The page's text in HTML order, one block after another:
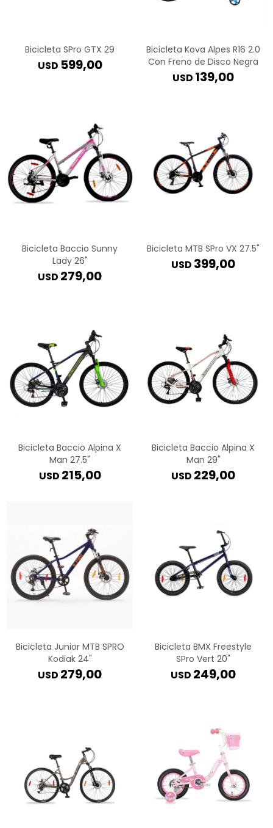
Bicicleta SPro GTX 29
USD 599,00
Bicicleta Kova Alpes R16 2.0
Con Freno de Disco Negra
USD 139,00
Bicicleta Baccio Sunny
Lady 26"
USD 279,00
Bicicleta MTB SPro VX 27.5"
USD 399,00
Bicicleta Baccio Alpina X
Man 27.5"
USD 215,00
Bicicleta Baccio Alpina X
Man 29"
USD 229,00
Bicicleta Junior MTB SPRO
Kodiak 24"
USD 279,00
Bicicleta BMX Freestyle
SPro Vert 20"
USD 249,00